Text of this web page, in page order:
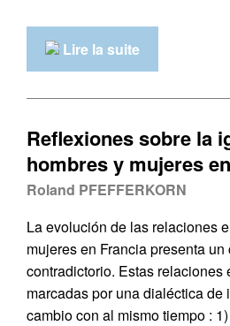
Lire la suite
Reflexiones sobre la
hombres y mujeres
Roland PFEFFERKORN
La evolución de las relaciones
mujeres en Francia presenta un
contradictorio. Estas relaciones
marcadas por una dialéctica de
cambio con al mismo tiempo :